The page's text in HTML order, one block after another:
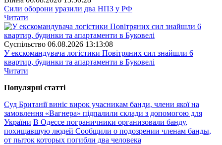
Сили оборони уразили два НПЗ у РФ
Читати
Суспiльство 06.08.2026 13:13:08
У екскомандувача логістики Повітряних сил знайшли 6
квартир, будинки та апартаменти в Буковелі
Читати
Популярнi статтi
Суд Британії виніс вирок учасникам банди, члени якої на
замовлення «Вагнера» підпалили склади з допомогою для
України В Одессе пограничники организовали банду,
похищавшую людей Сообщили о подозрении членам банды,
от пыток которых погибли два человека